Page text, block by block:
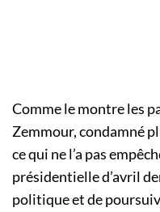
Comme le montre les
Zemmour, condamné
ce qui ne l’a pas
présidentielle d’avril
politique et de